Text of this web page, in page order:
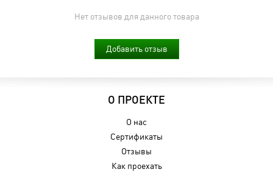
Нет отзывов для данного товара
Добавить отзыв
О ПРОЕКТЕ
О нас
Сертификаты
Отзывы
Как проехать